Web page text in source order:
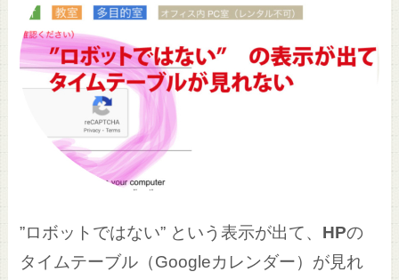
”ロボットではない” という表示が出て、 HPの
タイムテーブル（Googleカレンダー）が見れ